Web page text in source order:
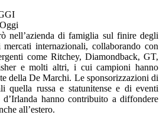
nell’azienda di famiglia sul finire degli
internazionali, collaborando con
come Ritchey, Diamondback, GT,
e molti altri, i cui campioni hanno
della De Marchi. Le sponsorizzazioni di
quella russa e statunitense e di eventi
hanno contribuito a diffondere
all’estero.